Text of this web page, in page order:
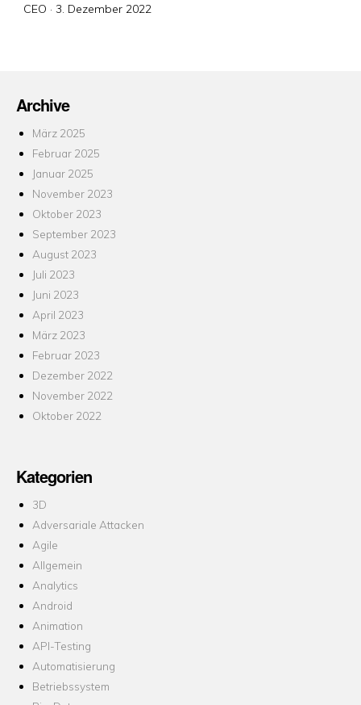
CEO · Veröffentlicht
3. Dezember 2022
Archive
März 2025
Februar 2025
Januar 2025
November 2023
Oktober 2023
September 2023
August 2023
Juli 2023
Juni 2023
April 2023
März 2023
Februar 2023
Dezember 2022
November 2022
Oktober 2022
Kategorien
3D
Adversariale Attacken
Agile
Allgemein
Analytics
Android
Animation
API-Testing
Automatisierung
Betriebssystem